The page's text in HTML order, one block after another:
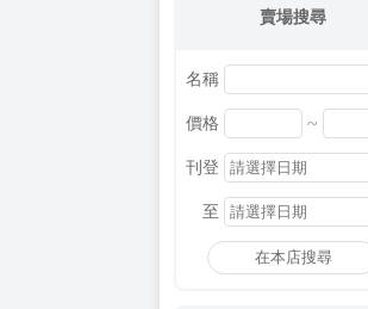
賣場搜尋
名稱
價格 ~
刊登
至
在本店搜尋